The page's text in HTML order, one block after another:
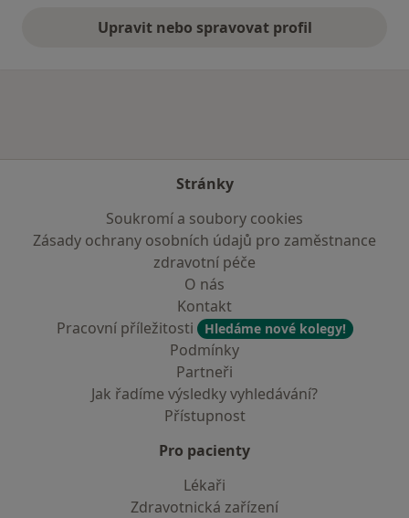
Upravit nebo spravovat profil
Stránky
Soukromí a soubory cookies
Zásady ochrany osobních údajů pro zaměstnance
zdravotní péče
O nás
Kontakt
Pracovní příležitosti
Hledáme nové kolegy!
Podmínky
Partneři
Jak řadíme výsledky vyhledávání?
Přístupnost
Pro pacienty
Lékaři
Zdravotnická zařízení